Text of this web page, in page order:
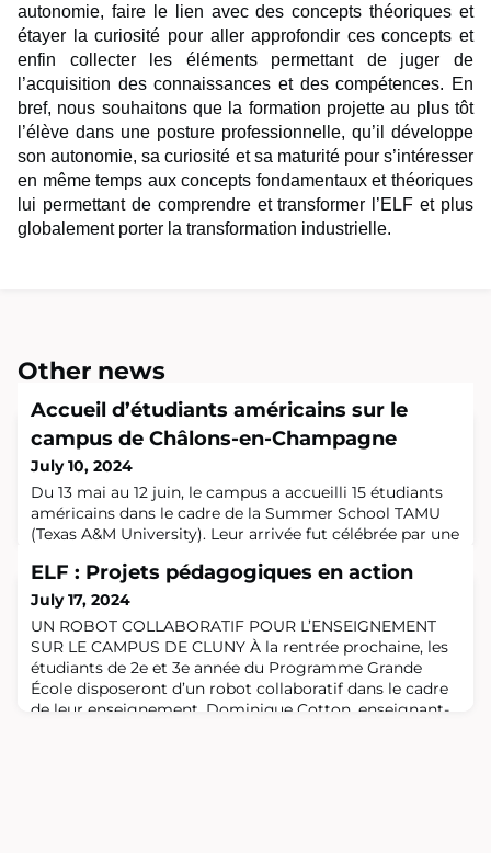
autonomie, faire le lien avec des concepts théoriques et
étayer la curiosité pour aller approfondir ces concepts et
enfin collecter les éléments permettant de juger de
l’acquisition des connaissances et des compétences. En
bref, nous souhaitons que la formation projette au plus tôt
l’élève dans une posture professionnelle, qu’il développe
son autonomie, sa curiosité et sa maturité pour s’intéresser
en même temps aux concepts fondamentaux et théoriques
lui permettant de comprendre et transformer l’ELF et plus
globalement porter la transformation industrielle.
Other news
Accueil d’étudiants américains sur le
campus de Châlons-en-Champagne
July 10, 2024
Du 13 mai au 12 juin, le campus a accueilli 15 étudiants
américains dans le cadre de la Summer School TAMU
(Texas A&M University). Leur arrivée fut célébrée par une
Champagne, marquant le début d’une expérience
enrichissante. Ils sont venus accompagnés de Dr.
Wayne Hung, enseignant-chercheur de TAMU, pour
suivre des cours de métrologie avancée. Ils
ELF : Projets pédagogiques en action
July 17, 2024
UN ROBOT COLLABORATIF POUR L’ENSEIGNEMENT
SUR LE CAMPUS DE CLUNY À la rentrée prochaine, les
étudiants de 2e et 3e année du Programme Grande
École disposeront d’un robot collaboratif dans le cadre
de leur enseignement. Dominique Cotton, enseignant-